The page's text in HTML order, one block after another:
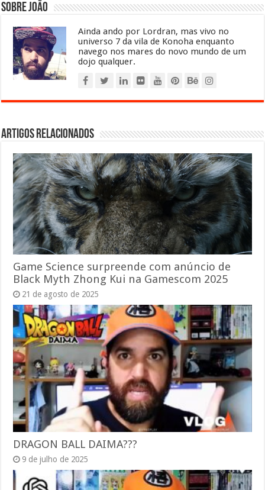
Sobre João
Ainda ando por Lordran, mas vivo no
universo 7 da vila de Konoha enquanto
navego nos mares do novo mundo de um
dojo qualquer.
Artigos relacionados
Game Science surpreende com anúncio de
Black Myth Zhong Kui na Gamescom 2025
21 de agosto de 2025
DRAGON BALL DAIMA???
9 de julho de 2025